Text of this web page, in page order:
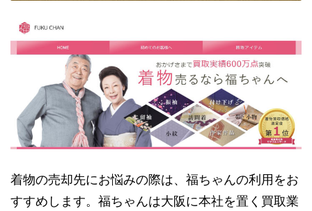
着物の売却先にお悩みの際は、福ちゃんの利用をお
すすめします。福ちゃんは大阪に本社を置く買取業